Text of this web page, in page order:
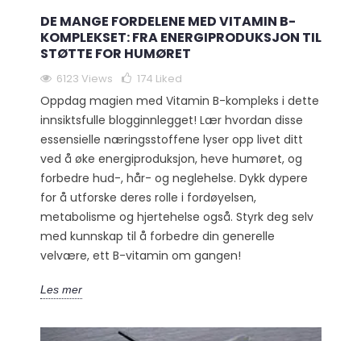
DE MANGE FORDELENE MED VITAMIN B-
KOMPLEKSET: FRA ENERGIPRODUKSJON TIL
STØTTE FOR HUMØRET
6123 Views 174 Liked
Oppdag magien med Vitamin B-kompleks i dette
innsiktsfulle blogginnlegget! Lær hvordan disse
essensielle næringsstoffene lyser opp livet ditt
ved å øke energiproduksjon, heve humøret, og
forbedre hud-, hår- og neglehelse. Dykk dypere
for å utforske deres rolle i fordøyelsen,
metabolisme og hjertehelse også. Styrk deg selv
med kunnskap til å forbedre din generelle
velvære, ett B-vitamin om gangen!
Les mer